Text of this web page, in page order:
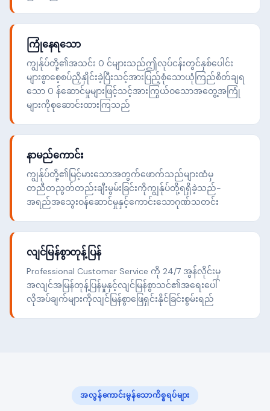
ကြုံနေရသော
ကျွန်ုပ်တို့၏အသင်း 0 င်များသည်ဤလုပ်ငန်းတွင်နှစ်ပေါင်း
များစွာစေ့စပ်ညှိနှိုင်းခဲ့ပြီးသင့်အားပြည့်စုံသောယုံကြည်စိတ်ချရ
သော 0 န်ဆောင်မှုများဖြင့်သင့်အားကြွယ်ဝသောအတွေ့အကြုံ
များကိုစုဆောင်းထားကြသည်
နာမည်ကောင်း
ကျွန်ုပ်တို့၏မြင့်မားသောအတွက်ဖောက်သည်များထံမှ
တညီတညွတ်တည်းချီးမွမ်းခြင်းကိုကျွန်ုပ်တို့ရရှိခဲ့သည်-
အရည်အသွေးဝန်ဆောင်မှုနှင့်ကောင်းသောဂုဏ်သတင်း
လျင်မြန်စွာတုန့်ပြန်
Professional Customer Service ကို 24/7 အွန်လိုင်းမှ
အလျင်အမြန်တုန့်ပြန်မှုနှင့်လျင်မြန်စွာသင်၏အရေးပေါ်
လိုအပ်ချက်များကိုလျင်မြန်စွာဖြေရှင်းနိုင်ခြင်းစွမ်းရည်
အလွန်ကောင်းမွန်သောကိစ္စရပ်များ